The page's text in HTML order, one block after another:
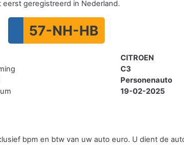
eerst geregistreerd in Nederland.
57-NH-HB
CITROEN
C3
Personenauto
19-02-2025
bpm en btw van uw auto euro. U dient de